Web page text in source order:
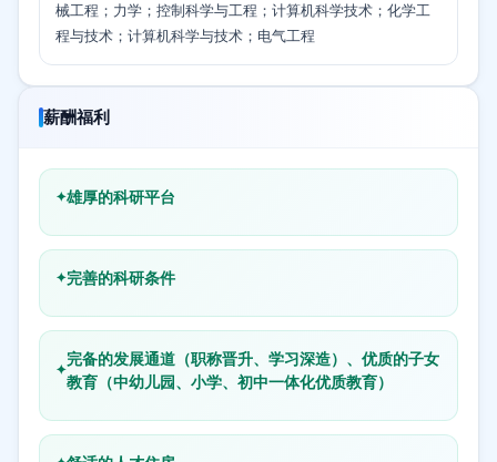
械工程；力学；控制科学与工程；计算机科学技术；化学工
程与技术；计算机科学与技术；电气工程
薪酬福利
雄厚的科研平台
完善的科研条件
完备的发展通道（职称晋升、学习深造）、优质的子女
教育（中幼儿园、小学、初中一体化优质教育）